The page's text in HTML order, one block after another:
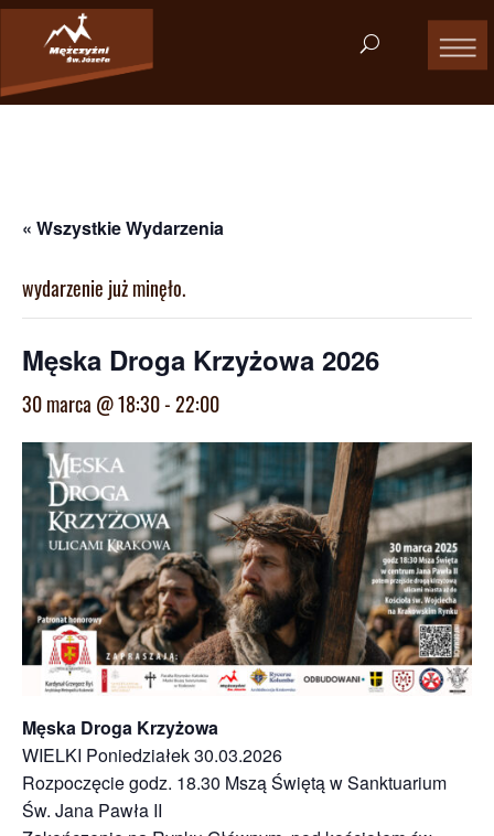
« Wszystkie Wydarzenia
wydarzenie już minęło.
Męska Droga Krzyżowa 2026
30 marca @ 18:30-22:00
Męska Droga Krzyżowa
WIELKI Poniedziałek 30.03.2026
Rozpoczęcie godz. 18.30 Mszą Świętą w Sanktuarium
Św. Jana Pawła II